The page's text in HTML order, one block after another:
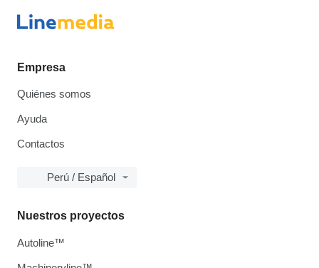
Empresa
Quiénes somos
Ayuda
Contactos
Perú / Español
Nuestros proyectos
Autoline™